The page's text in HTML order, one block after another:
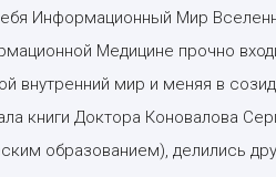
Информационный Мир
Медицине прочно
внутренний мир и меняя в
книги Доктора Коновалова
образованием), делились